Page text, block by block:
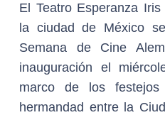
El Teatro Esperanza
la ciudad de México
Semana de Cine
inauguración el
marco de los
hermandad entre la